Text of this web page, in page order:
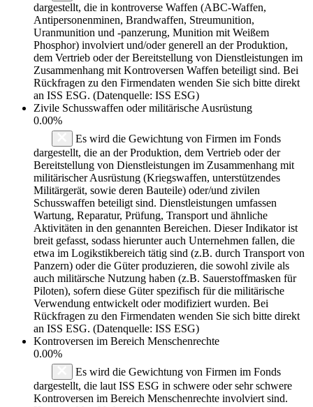
dargestellt, die in kontroverse Waffen (ABC-Waffen,
Antipersonenminen, Brandwaffen, Streumunition,
Uranmunition und -panzerung, Munition mit Weißem
Phosphor) involviert und/oder generell an der Produktion,
dem Vertrieb oder der Bereitstellung von Dienstleistungen im
Zusammenhang mit Kontroversen Waffen beteiligt sind. Bei
Rückfragen zu den Firmendaten wenden Sie sich bitte direkt
an ISS ESG. (Datenquelle: ISS ESG)
Zivile Schusswaffen oder militärische Ausrüstung
0.00%
Es wird die Gewichtung von Firmen im Fonds
dargestellt, die an der Produktion, dem Vertrieb oder der
Bereitstellung von Dienstleistungen im Zusammenhang mit
militärischer Ausrüstung (Kriegswaffen, unterstützendes
Militärgerät, sowie deren Bauteile) oder/und zivilen
Schusswaffen beteiligt sind. Dienstleistungen umfassen
Wartung, Reparatur, Prüfung, Transport und ähnliche
Aktivitäten in den genannten Bereichen. Dieser Indikator ist
breit gefasst, sodass hierunter auch Unternehmen fallen, die
etwa im Logikstikbereich tätig sind (z.B. durch Transport von
Panzern) oder die Güter produzieren, die sowohl zivile als
auch militärsche Nutzung haben (z.B. Sauerstoffmasken für
Piloten), sofern diese Güter spezifisch für die militärische
Verwendung entwickelt oder modifiziert wurden. Bei
Rückfragen zu den Firmendaten wenden Sie sich bitte direkt
an ISS ESG. (Datenquelle: ISS ESG)
Kontroversen im Bereich Menschenrechte
0.00%
Es wird die Gewichtung von Firmen im Fonds
dargestellt, die laut ISS ESG in schwere oder sehr schwere
Kontroversen im Bereich Menschenrechte involviert sind.